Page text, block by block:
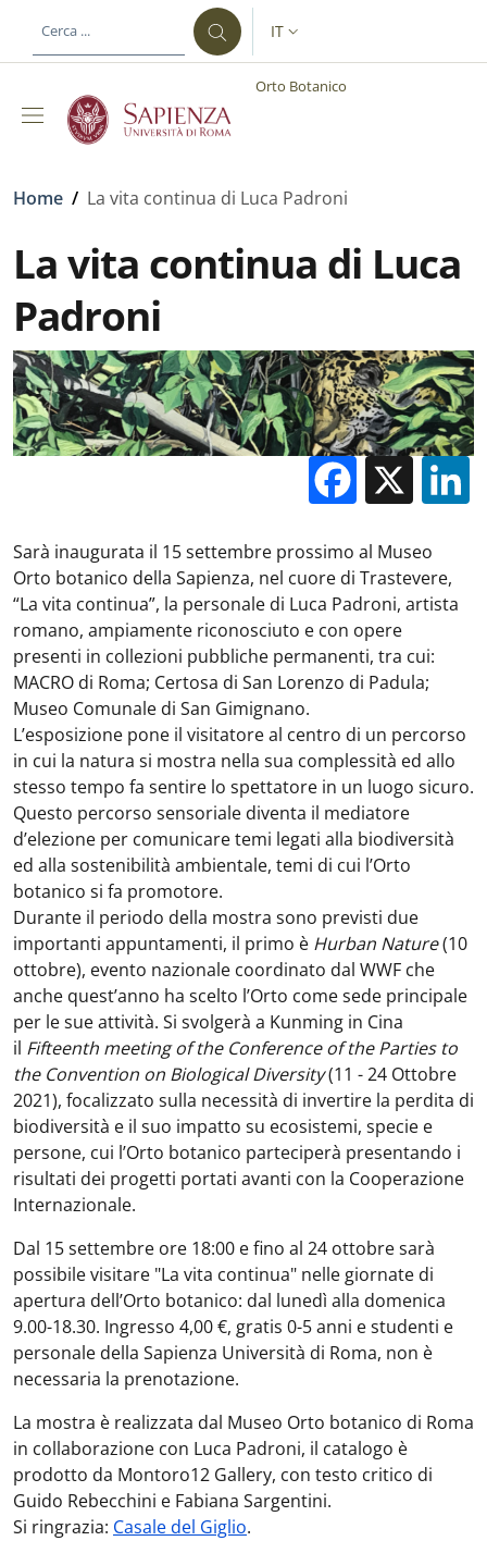
al contenuto principale
SELETTORE LINGUA:
IT
Orto Botanico
Briciole di pane
Home / La vita continua di Luca Padroni
La vita continua di Luca
Padroni
X
Sarà inaugurata il 15 settembre prossimo al Museo
Orto botanico della Sapienza, nel cuore di Trastevere,
“La vita continua”, la personale di Luca Padroni, artista
romano, ampiamente riconosciuto e con opere
presenti in collezioni pubbliche permanenti, tra cui:
MACRO di Roma; Certosa di San Lorenzo di Padula;
Museo Comunale di San Gimignano.
L’esposizione pone il visitatore al centro di un percorso
in cui la natura si mostra nella sua complessità ed allo
stesso tempo fa sentire lo spettatore in un luogo sicuro.
Questo percorso sensoriale diventa il mediatore
d’elezione per comunicare temi legati alla biodiversità
ed alla sostenibilità ambientale, temi di cui l’Orto
botanico si fa promotore.
Durante il periodo della mostra sono previsti due
importanti appuntamenti, il primo è Hurban Nature(10
ottobre), evento nazionale coordinato dal WWF che
anche quest’anno ha scelto l’Orto come sede principale
per le sue attività. Si svolgerà a Kunming in Cina
il Fifteenth meeting of the Conference of the Parties to
the Convention on Biological Diversity(11 - 24 Ottobre
2021), focalizzato sulla necessità di invertire la perdita di
biodiversità e il suo impatto su ecosistemi, specie e
persone, cui l’Orto botanico parteciperà presentando i
risultati dei progetti portati avanti con la Cooperazione
Internazionale.
Dal 15 settembre ore 18:00 e fino al 24 ottobre sarà
possibile visitare "La vita continua" nelle giornate di
apertura dell’Orto botanico: dal lunedì alla domenica
9.00-18.30. Ingresso 4,00 €, gratis 0-5 anni e studenti e
personale della Sapienza Università di Roma, non è
necessaria la prenotazione.
La mostra è realizzata dal Museo Orto botanico di Roma
in collaborazione con Luca Padroni, il catalogo è
prodotto da Montoro12 Gallery, con testo critico di
Guido Rebecchini e Fabiana Sargentini.
Si ringrazia: Casale del Giglio.